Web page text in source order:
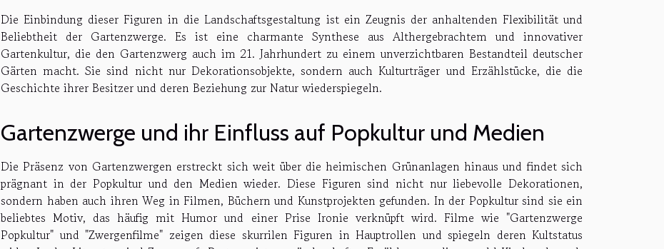
Die Einbindung dieser Figuren in die Landschaftsgestaltung ist ein Zeugnis der anhaltenden Flexibilität und
Beliebtheit der Gartenzwerge. Es ist eine charmante Synthese aus Althergebrachtem und innovativer
Gartenkultur, die den Gartenzwerg auch im 21. Jahrhundert zu einem unverzichtbaren Bestandteil deutscher
Gärten macht. Sie sind nicht nur Dekorationsobjekte, sondern auch Kulturträger und Erzählstücke, die die
Geschichte ihrer Besitzer und deren Beziehung zur Natur wiederspiegeln.
Gartenzwerge und ihr Einfluss auf Popkultur und Medien
Die Präsenz von Gartenzwergen erstreckt sich weit über die heimischen Grünanlagen hinaus und findet sich
prägnant in der Popkultur und den Medien wieder. Diese Figuren sind nicht nur liebevolle Dekorationen,
sondern haben auch ihren Weg in Filmen, Büchern und Kunstprojekten gefunden. In der Popkultur sind sie ein
beliebtes Motiv, das häufig mit Humor und einer Prise Ironie verknüpft wird. Filme wie "Gartenzwerge
Popkultur" und "Zwergenfilme" zeigen diese skurrilen Figuren in Hauptrollen und spiegeln deren Kultstatus